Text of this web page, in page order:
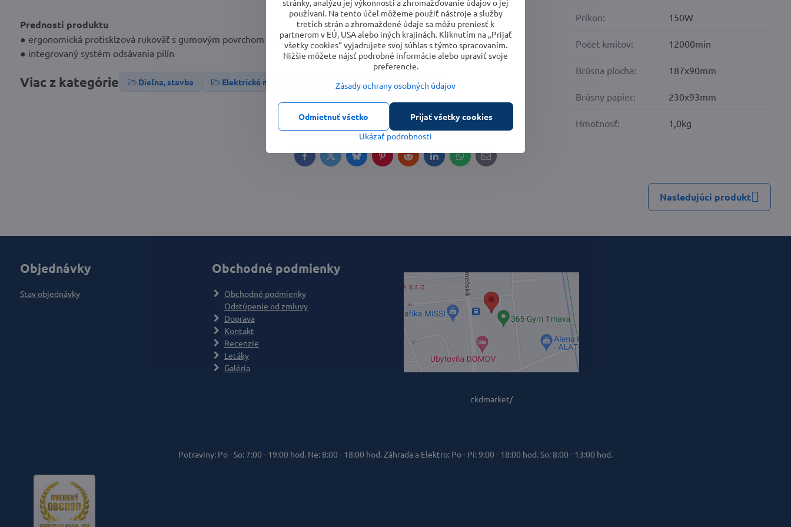
Prednosti produktu
● ergonomická protisklzová rukoväť s gumovým povrchom pre pohodlnejšiu a bezpečnejšiu prácu
● integrovaný systém odsávania pilín
Viac z kategórie Dieľna, stavba Elektrické náradie Brúsky Vibračné brúsky
Príkon: 150W
Počet kmitov: 12000min
Brúsna plocha: 187x90mm
Brúsny papier: 230x93mm
Hmotnosť: 1,0kg
FacebookTwitterBlueskyPinterestRedditLinkedInWhatsApp
E-
mail
Nasledujúci produkt
Objednávky
Stav objednávky
Obchodné podmienky
Obchodné podmienky
Odstúpenie od zmluvy
Doprava
Kontakt
Recenzie
Letáky
Galéria
ckdmarket/
Potraviny: Po - So: 7:00 - 19:00 hod. Ne: 8:00 - 18:00 hod. Záhrada a Elektro: Po - Pi: 9:00 - 18:00 hod. So: 8:00 - 13:00 hod.
stránky, analýzu jej výkonnosti a zhromažďovanie údajov o jej
používaní. Na tento účel môžeme použiť nástroje a služby
tretích strán a zhromaždené údaje sa môžu preniesť k
partnerom v EÚ, USA alebo iných krajinách. Kliknutím na „Prijať
všetky cookies“ vyjadrujete svoj súhlas s týmto spracovaním.
Nižšie môžete nájsť podrobné informácie alebo upraviť svoje
preferencie.
Zásady ochrany osobných údajov
Ukázať podrobnosti
Prijať všetky cookies
Odmietnuť všetko